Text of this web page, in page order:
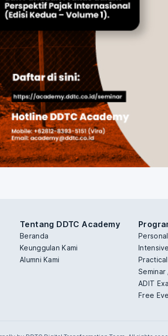
Tentang DDTC Academy
Beranda
Keunggulan Kami
Alumni Kami
ADIT
Free